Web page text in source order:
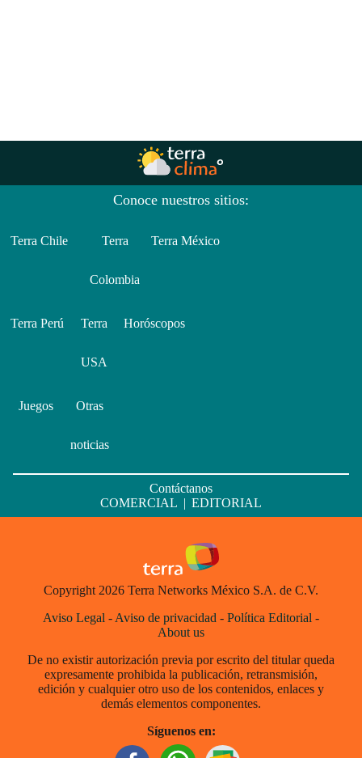
Conoce nuestros sitios:
Terra Chile Terra
Colombia
Terra México
Terra Perú Terra
USA
Horóscopos
Juegos Otras
noticias
Contáctanos
COMERCIAL | EDITORIAL
Copyright 2026 Terra Networks México S.A. de C.V.
Aviso Legal - Aviso de privacidad - Política Editorial -
About us
De no existir autorización previa por escrito del titular queda
expresamente prohibida la publicación, retransmisión,
edición y cualquier otro uso de los contenidos, enlaces y
demás elementos componentes.
Síguenos en: